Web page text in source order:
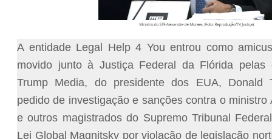
A entidade Legal Help 4 You entrou como
movido junto à Justiça Federal da Flórida pelas
Trump Media, do presidente dos EUA, Donald
pedido de investigação e sanções contra o ministro
e outros magistrados do Supremo Tribunal
Lei Global Magnitsky por violação de legislação